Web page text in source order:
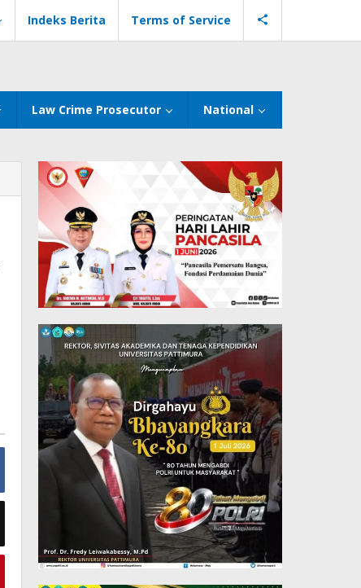
Indeks Berita Terms of Service
Law Crime Prosecutor National